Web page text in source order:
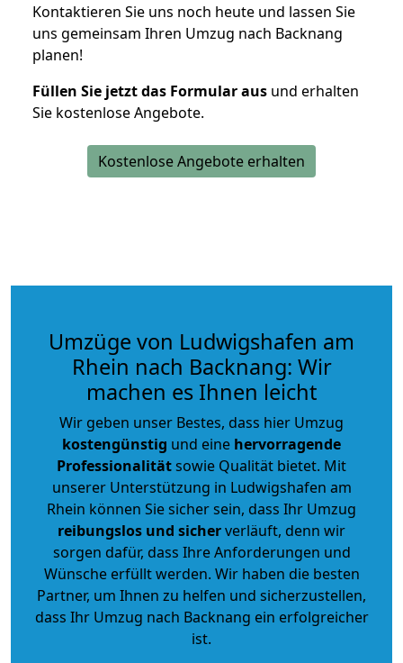
Kontaktieren Sie uns noch heute und lassen Sie
uns gemeinsam Ihren Umzug nach Backnang
planen!
Füllen Sie jetzt das Formular aus und erhalten
Sie kostenlose Angebote.
Kostenlose Angebote erhalten
Umzüge von Ludwigshafen am
Rhein nach Backnang: Wir
machen es Ihnen leicht
Wir geben unser Bestes, dass hier Umzug
kostengünstig und eine hervorragende
Professionalitätsowie Qualität bietet. Mit
unserer Unterstützung in Ludwigshafen am
Rhein können Sie sicher sein, dass Ihr Umzug
reibungslos und sicherverläuft, denn wir
sorgen dafür, dass Ihre Anforderungen und
Wünsche erfüllt werden. Wir haben die besten
Partner, um Ihnen zu helfen und sicherzustellen,
dass Ihr Umzug nach Backnang ein erfolgreicher
ist.